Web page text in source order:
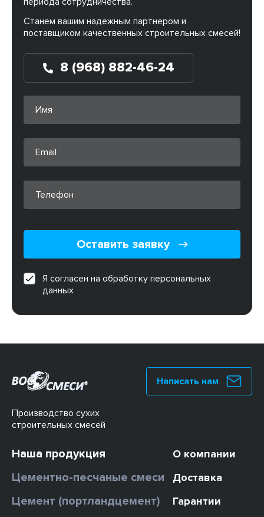
Станем вашим надежным партнером и
поставщиком качественных строительных смесей!
8 (968) 882-46-24
Оставить заявку
Я согласен на обработку персональных
данных
Производство сухих
строительных смесей
Написать нам
Наша продукция
Цементно-песчаные смеси
Цемент (портландцемент)
О компании
Доставка
Гарантии